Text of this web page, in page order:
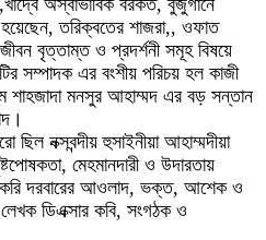
অস্বাভাবিক বরকত, বুজুর্গানে
তরিক্বতের শাজরা,, ওফাত
বৃত্তাম্ত ও প্রদর্শনী সমূহ বিষয়ে
সম্পাদক এর বংশীয় পরিচয় হল কাজী
শাহজাদা মনসুর আহাম্মদ এর বড় সন্তান
নক্সবন্দীয় হুসাইনীয়া আহাম্মদীয়া
মেহমানদারী ও উদারতায়
দরবারের আওলাদ, ভক্ত, আশেক ও
ডিএক্সার কবি, সংগঠক ও